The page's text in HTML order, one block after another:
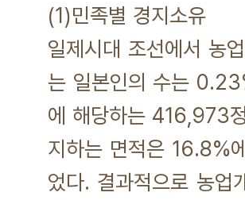
(1)민족별 경지소유
일제시대 조선에서 농
는 일본인의 수는
에 해당하는 416,973
지하는 면적은 16.8%
었다. 결과적으로 농업